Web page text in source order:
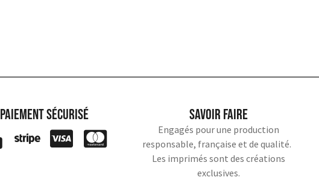
Paiement sécurisé Savoir faire
Engagés pour une production
responsable, française et de qualité.
Les imprimés sont des créations
exclusives.